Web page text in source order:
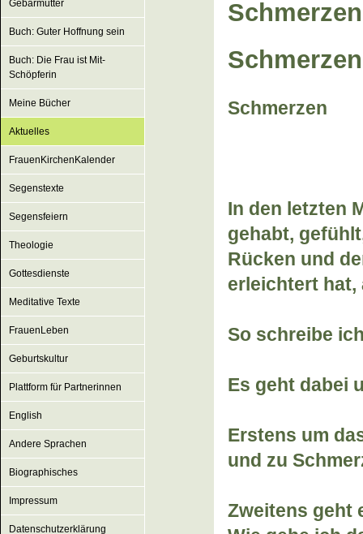
Gebärmutter
Buch: Guter Hoffnung sein
Buch: Die Frau ist Mit-
Schöpferin
Meine Bücher
Aktuelles
FrauenKirchenKalender
Segenstexte
Segensfeiern
Theologie
Gottesdienste
Meditative Texte
FrauenLeben
Geburtskultur
Plattform für Partnerinnen
English
Andere Sprachen
Biographisches
Impressum
Datenschutzerklärung
Schmerzen
Schmerzen
In den letzten
gehabt,
Rücken und
erleichtert
So schreibe
Es geht dabei
Erstens um
und zu
Zweitens geht